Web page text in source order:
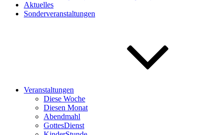
Aktuelles
Sonderveranstaltungen
Veranstaltungen
Diese Woche
Diesen Monat
Abendmahl
GottesDienst